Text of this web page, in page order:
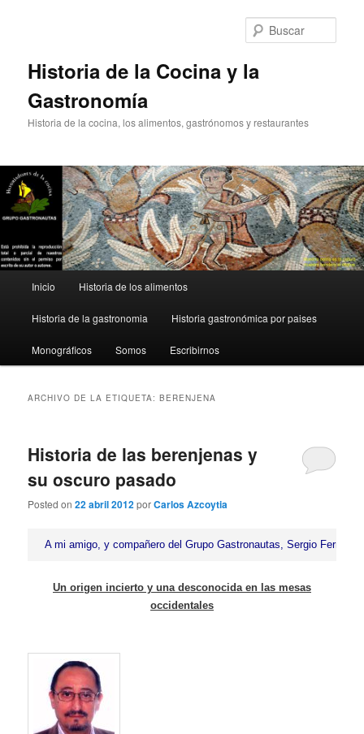
Historia de la Cocina y la
Gastronomía
Historia de la cocina, los alimentos, gastrónomos y restaurantes
principal
Inicio Historia de los alimentos
Historia de la gastronomia Historia gastronómica por paises
Monográficos Somos Escribirnos
ARCHIVO DE LA ETIQUETA:BERENJENA
Historia de las berenjenas y
su oscuro pasado
Posted on22 abril 2012porCarlos Azcoytia
A mi amigo, y compañero del Grupo Gastronautas, Sergio
Un origen incierto y una desconocida en las mesas
occidentales